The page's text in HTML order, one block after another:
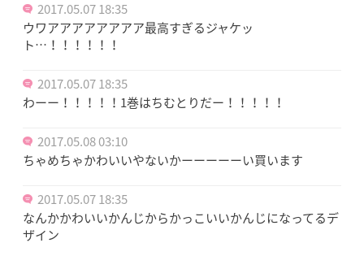
2017.05.07 18:35
ウワアアアアアアアア最高すぎるジャケッ
ト…！！！！！！
2017.05.07 18:35
わーー！！！！！1巻はちむとりだー！！！！！
2017.05.08 03:10
ちゃめちゃかわいいやないかーーーーーい買います
2017.05.07 18:35
なんかかわいいかんじからかっこいいかんじになってるデ
ザイン